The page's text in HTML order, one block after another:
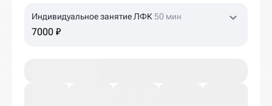
Индивидуальное занятие ЛФК 50 мин
7000 ₽